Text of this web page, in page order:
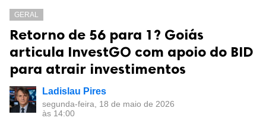
GERAL
Retorno de 56 para 1? Goiás
articula InvestGO com apoio do BID
para atrair investimentos
Ladislau Pires
segunda-feira, 18 de maio de 2026
às 14:00